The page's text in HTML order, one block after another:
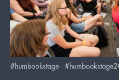
#humbookstage